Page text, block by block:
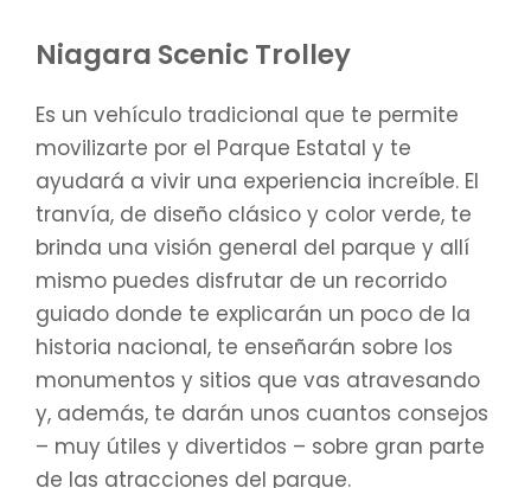
Niagara Scenic Trolley
Es un vehículo tradicional que te permite
movilizarte por el Parque Estatal y te
ayudará a vivir una experiencia increíble. El
tranvía, de diseño clásico y color verde, te
brinda una visión general del parque y allí
mismo puedes disfrutar de un recorrido
guiado donde te explicarán un poco de la
historia nacional, te enseñarán sobre los
monumentos y sitios que vas atravesando
y, además, te darán unos cuantos consejos
– muy útiles y divertidos – sobre gran parte
de las atracciones del parque.